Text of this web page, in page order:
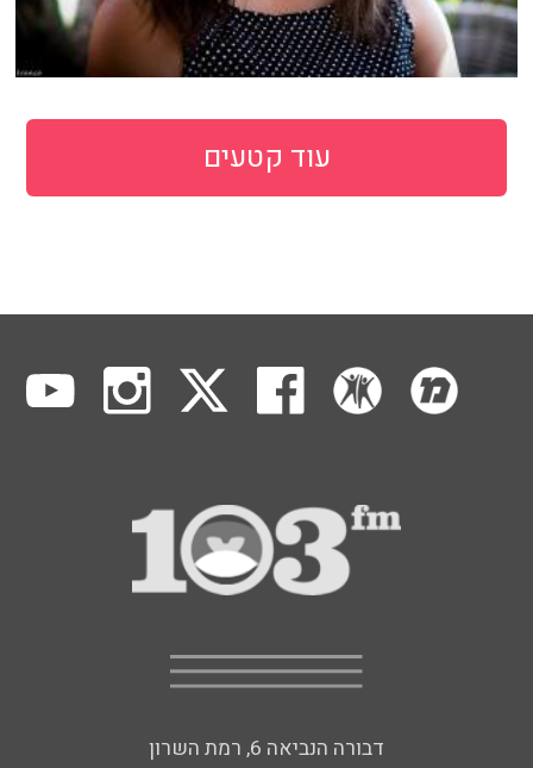
עוד קטעים
דבורה הנביאה 6, רמת השרון